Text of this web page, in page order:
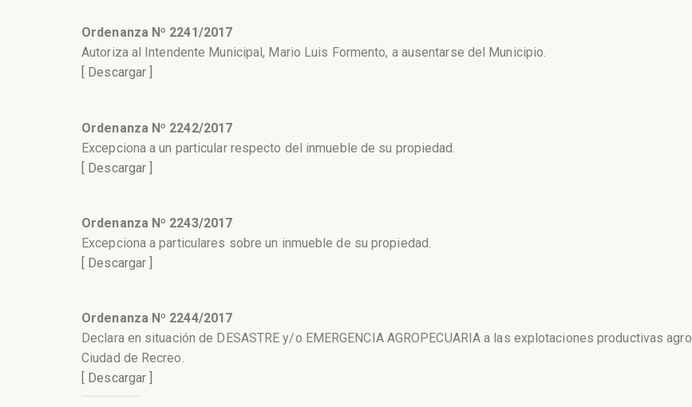
Ordenanza Nº 2241/2017
Autoriza al Intendente Municipal, Mario Luis Formento, a ausentarse del Municipio.
[ Descargar ]
Ordenanza Nº 2242/2017
Excepciona a un particular respecto del inmueble de su propiedad.
[ Descargar ]
Ordenanza Nº 2243/2017
Excepciona a particulares sobre un inmueble de su propiedad.
[ Descargar ]
Ordenanza Nº 2244/2017
Declara en situación de DESASTRE y/o EMERGENCIA AGROPECUARIA a las explotaciones productivas
Ciudad de Recreo.
[ Descargar ]